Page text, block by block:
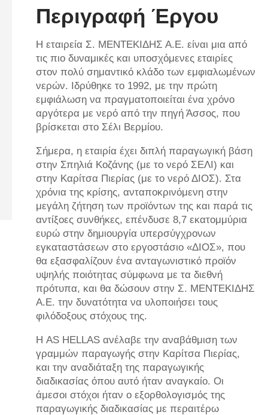
Περιγραφή Έργου
Η εταιρεία Σ. ΜΕΝΤΕΚΙΔΗΣ Α.Ε. είναι μια από
τις πιο δυναμικές και υποσχόμενες εταιρίες
στον πολύ σημαντικό κλάδο των εμφιαλωμένων
νερών. Ιδρύθηκε το 1992, με την πρώτη
εμφιάλωση να πραγματοποιείται ένα χρόνο
αργότερα με νερό από την πηγή Άσσος, που
βρίσκεται στο Σέλι Βερμίου.
Σήμερα, η εταιρία έχει διπλή παραγωγική βάση
στην Σπηλιά Κοζάνης (με το νερό ΣΕΛΙ) και
στην Καρίτσα Πιερίας (με το νερό ΔΙΟΣ). Στα
χρόνια της κρίσης, ανταποκρινόμενη στην
μεγάλη ζήτηση των προϊόντων της και παρά τις
αντίξοες συνθήκες, επένδυσε 8,7 εκατομμύρια
ευρώ στην δημιουργία υπερσύγχρονων
εγκαταστάσεων στο εργοστάσιο «ΔΙΟΣ», που
θα εξασφαλίζουν ένα ανταγωνιστικό προϊόν
υψηλής ποιότητας σύμφωνα με τα διεθνή
πρότυπα, και θα δώσουν στην Σ. ΜΕΝΤΕΚΙΔΗΣ
Α.Ε. την δυνατότητα να υλοποιήσει τους
φιλόδοξους στόχους της.
Η AS HELLAS ανέλαβε την αναβάθμιση των
γραμμών παραγωγής στην Καρίτσα Πιερίας,
και την αναδιάταξη της παραγωγικής
διαδικασίας όπου αυτό ήταν αναγκαίο. Οι
άμεσοι στόχοι ήταν ο εξορθολογισμός της
παραγωγικής διαδικασίας με περαιτέρω